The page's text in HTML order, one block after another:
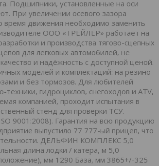
Подшипники, установленные на оси
При увеличении осевого зазора
время движения необходимо заменить
ООО «ТРЕЙЛЕР» работает на
и производства тягово-сцепных
для легковых автомобилей, не
и надёжность с доступной ценой.
моделей и комплектаций: на резино–
и без тормозов. Для любителей
гидроциклов, снегоходов и ATV,
компанией, проходит испытания в
стенд для проверки ТСУ.
9001:2008). Гарантия на всю продукцию
выпустило 77 777-ый прицеп, что
ДЕЛЬФИН КОМПЛЕКС 5,0
длина лодки / катера, м 5,0
мм 1290 База, мм 3865+/-325